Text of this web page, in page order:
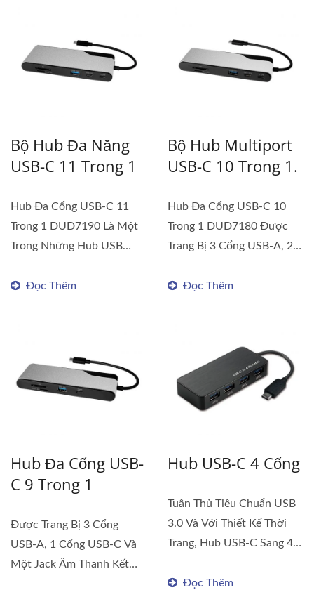
Bộ Hub Đa Năng
USB-C 11 Trong 1
Hub Đa Cổng USB-C 11
Trong 1 DUD7190 Là Một
Trong Những Hub USB
Đọc Thêm
Bộ Hub Multiport
USB-C 10 Trong 1.
Hub Đa Cổng USB-C 10
Trong 1 DUD7180 Được
Trang Bị 3 Cổng USB-A, 2
Đọc Thêm
Hub Đa Cổng USB-
C 9 Trong 1
Được Trang Bị 3 Cổng
USB-A, 1 Cổng USB-C Và
Một Jack Âm Thanh Kết
Hub USB-C 4 Cổng
Tuân Thủ Tiêu Chuẩn USB
3.0 Và Với Thiết Kế Thời
Trang, Hub USB-C Sang 4
Đọc Thêm